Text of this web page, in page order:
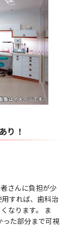
り！
さんに負担が少
すれば、歯科治
なります。 ま
った部分まで可視